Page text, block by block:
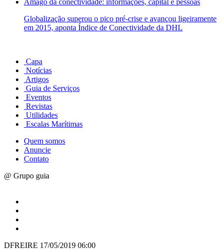
Âmago da conectividade: informações, capital e pessoas
Globalização superou o pico pré-crise e avançou ligeiramente
em 2015, aponta Índice de Conectividade da DHL
Capa
Notícias
Artigos
Guia de Serviços
Eventos
Revistas
Utilidades
Escalas Marítimas
Quem somos
Anuncie
Contato
@ Grupo guia
DFREIRE 17/05/2019 06:00